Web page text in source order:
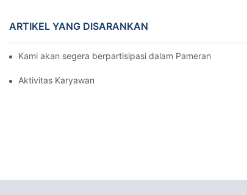
ARTIKEL YANG DISARANKAN
Kami akan segera berpartisipasi dalam Pameran
Aktivitas Karyawan